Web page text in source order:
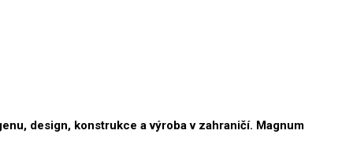
design, konstrukce a výroba v zahraničí. Magnum